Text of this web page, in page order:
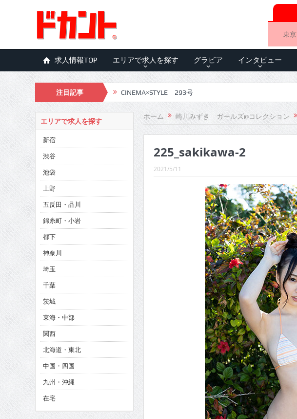
東京
求人情報TOP エリアで求人を探す グラビア インタビュー
注目記事 CINEMA×STYLE 293号
CINEMA×STYLE 292号
CINEMA×STYLE 291号
CINEMA×STYLE 290号
CINEMA×STYLE 289号
CINEMA×STYLE 288号
CINEMA×STYLE 286号
CINEMA×STYLE 285号
CINEMA×STYLE 294号
ホーム 崎川みずき ガールズ@コレクション
225_sakikawa-2
2021/5/11
エリアで求人を探す
新宿
渋谷
池袋
上野
五反田・品川
錦糸町・小岩
都下
神奈川
埼玉
千葉
茨城
東海・中部
関西
北海道・東北
中国・四国
九州・沖縄
在宅